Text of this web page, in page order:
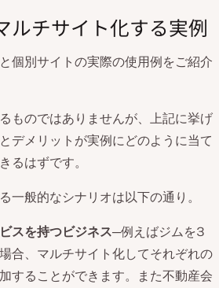
ルチサイト化する実例
個別サイトの実際の使用例をご紹介
ものではありませんが、上記に挙げ
デメリットが実例にどのように当て
るはずです。
一般的なシナリオは以下の通り。
スを持つビジネス─例えばジムを3
合、マルチサイト化してそれぞれの
することができます。また不動産会